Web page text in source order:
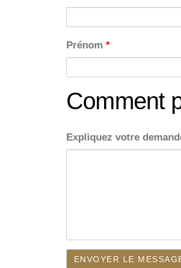
Prénom *
Comment
Expliquez votre